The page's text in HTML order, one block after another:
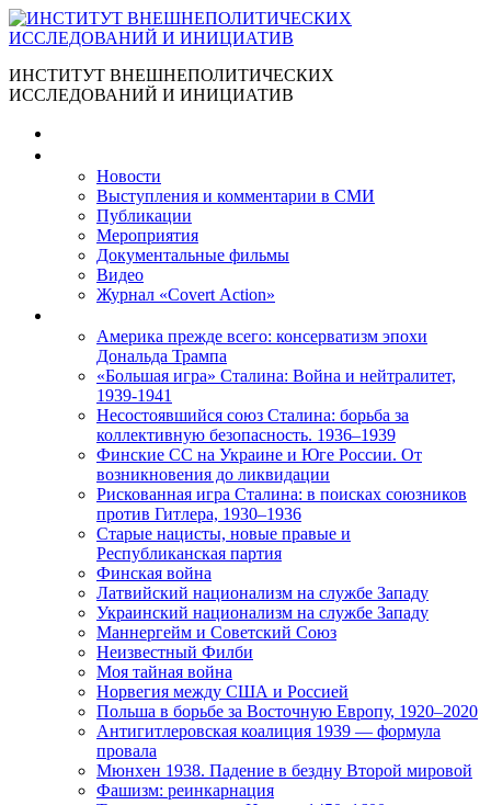
ИНСТИТУТ ВНЕШНЕПОЛИТИЧЕСКИХ
ИССЛЕДОВАНИЙ И ИНИЦИАТИВ
Новости
Выступления и коммента­рии в СМИ
Публикации
Мероприятия
Документальные фильмы
Видео
Журнал «Covert Action»
Америка прежде всего: консерватизм эпохи
Дональда Трампа
«Большая игра» Сталина: Война и нейтралитет,
1939-1941
Несостоявшийся союз Сталина: борьба за
коллективную безопасность. 1936–1939
Финские СС на Украине и Юге России. От
возникновения до ликвидации
Рискованная игра Сталина: в поисках союзников
против Гитлера, 1930–1936
Старые нацисты, новые правые и
Республиканская партия
Финская война
Латвийский национализм на службе Западу
Украинский национализм на службе Западу
Маннергейм и Советский Союз
Неизвестный Филби
Моя тайная война
Норвегия между США и Россией
Польша в борьбе за Восточную Европу, 1920–2020
Антигитлеровская коалиция 1939 — формула
провала
Мюнхен 1938. Падение в бездну Второй мировой
Фашизм: реинкарнация